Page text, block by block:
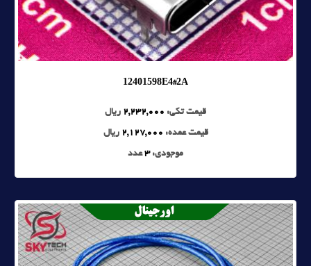
12401598E4#2A
قیمت تکی: 2,232,000 ریال
قیمت عمده: 2,127,000 ریال
موجودی:3عدد